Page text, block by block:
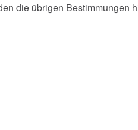
die übrigen Bestimmungen